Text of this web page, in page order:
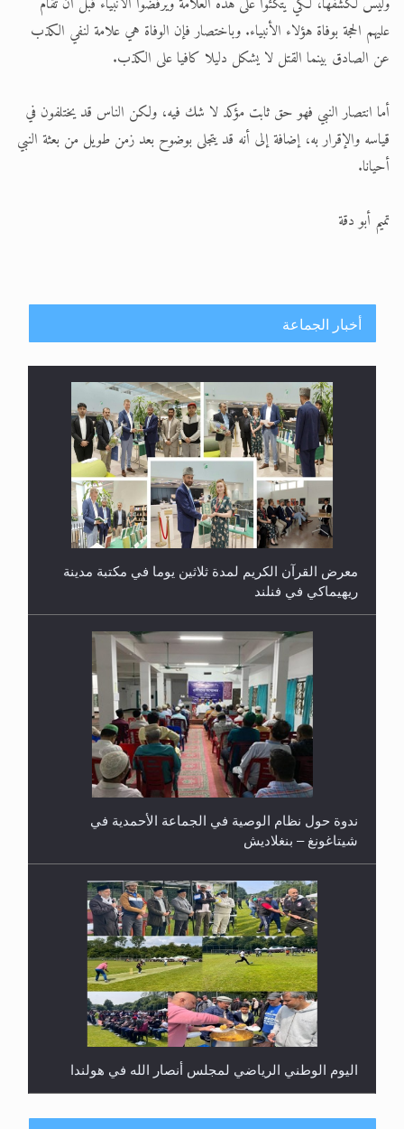
عليهم الحجة بوفاة هؤلاء الأنبياء. وباختصار فإن الوفاة هي علامة لنفي الكذب
عن الصادق بينما القتل لا يشكل دليلا كافيا على الكذب.
أما انتصار النبي فهو حق ثابت مؤكد لا شك فيه، ولكن الناس قد يختلفون في
قياسه والإقرار به، إضافة إلى أنه قد يتجلى بوضوح بعد زمن طويل من بعثة النبي
أحيانا.
تميم أبو دقة
أخبار الجماعة
معرض القرآن الكريم لمدة ثلاثين يوما في مكتبة مدينة
ريهيماكي في فنلند
ندوة حول نظام الوصية في الجماعة الأحمدية في
شيتاغونغ – بنغلاديش
اليوم الوطني الرياضي لمجلس أنصار الله في هولندا